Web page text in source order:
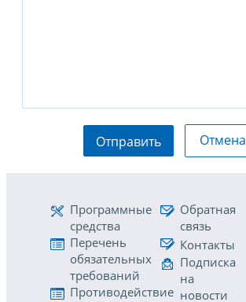
Отправить Отмена
Программные
средства
Перечень
обязательных
требований
Противодействие
Обратная
связь
Контакты
Подписка
на
новости